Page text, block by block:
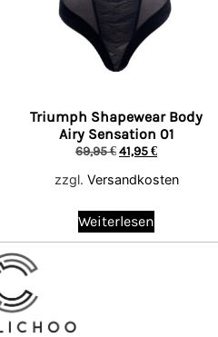
Triumph Shapewear Body
Airy Sensation 01
69,95€41,95€
zzgl. Versandkosten
Weiterlesen